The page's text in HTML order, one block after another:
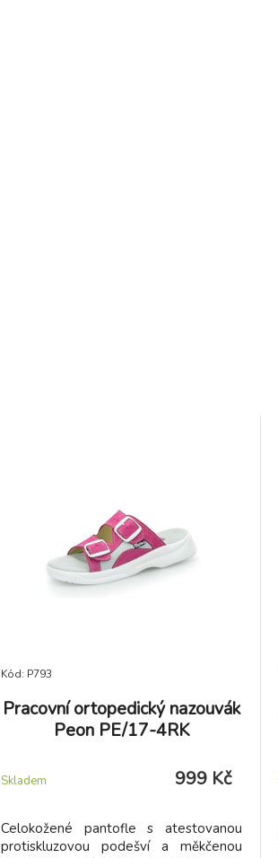
Kód: P793
Pracovní ortopedický nazouvák
Peon PE/17-4RK
Skladem 999 Kč
Celokožené pantofle s atestovanou
protiskluzovou podešví a měkčenou